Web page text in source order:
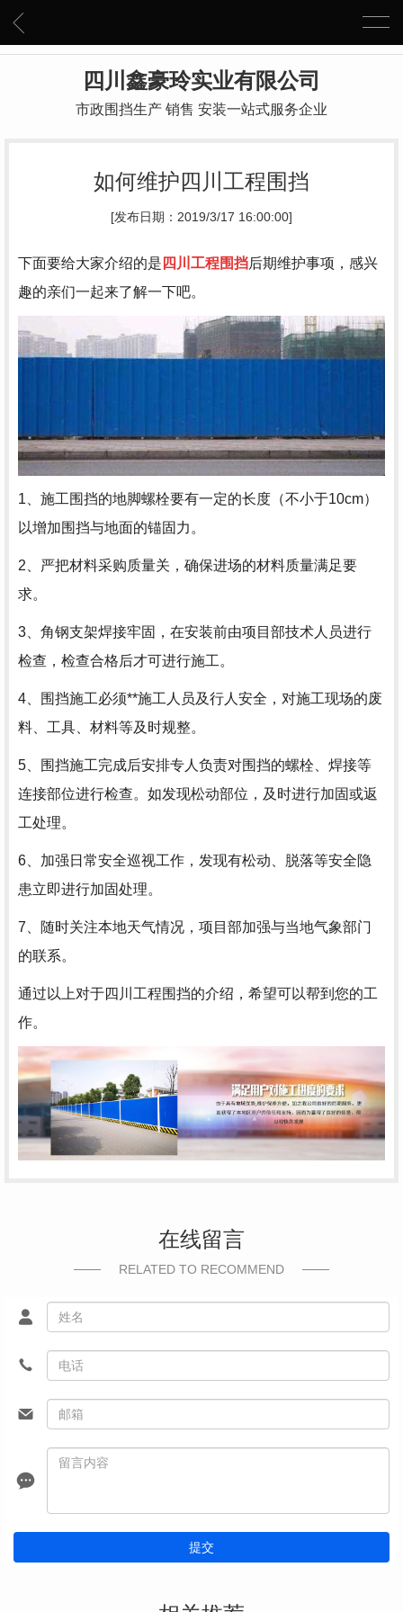
四川鑫豪玲实业有限公司
市政围挡生产 销售 安装一站式服务企业
如何维护四川工程围挡
[发布日期：2019/3/17 16:00:00]
下面要给大家介绍的是 四川工程围挡后期维护事项，感兴
趣的亲们一起来了解一下吧。
1、施工围挡的地脚螺栓要有一定的长度（不小于10cm）
以增加围挡与地面的锚固力。
2、严把材料采购质量关，确保进场的材料质量满足要
求。
3、角钢支架焊接牢固，在安装前由项目部技术人员进行
检查，检查合格后才可进行施工。
4、围挡施工必须**施工人员及行人安全，对施工现场的废
料、工具、材料等及时规整。
5、围挡施工完成后安排专人负责对围挡的螺栓、焊接等
连接部位进行检查。如发现松动部位，及时进行加固或返
工处理。
6、加强日常安全巡视工作，发现有松动、脱落等安全隐
患立即进行加固处理。
7、随时关注本地天气情况，项目部加强与当地气象部门
的联系。
通过以上对于四川工程围挡的介绍，希望可以帮到您的工
作。
在线留言
RELATED TO RECOMMEND
提交